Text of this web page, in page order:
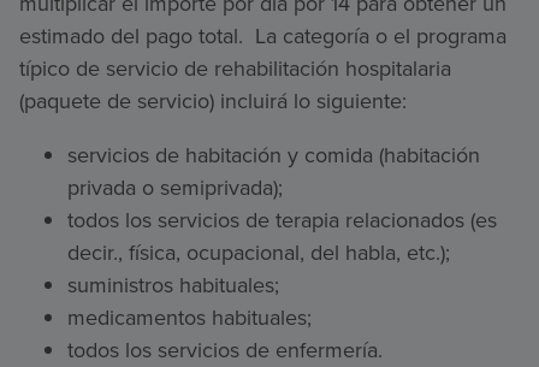
estimado del pago total. La categoría o el programa
típico de servicio de rehabilitación hospitalaria
(paquete de servicio) incluirá lo siguiente:
servicios de habitación y comida (habitación
privada o semiprivada);
todos los servicios de terapia relacionados (es
decir., física, ocupacional, del habla, etc.);
suministros habituales;
medicamentos habituales;
todos los servicios de enfermería.